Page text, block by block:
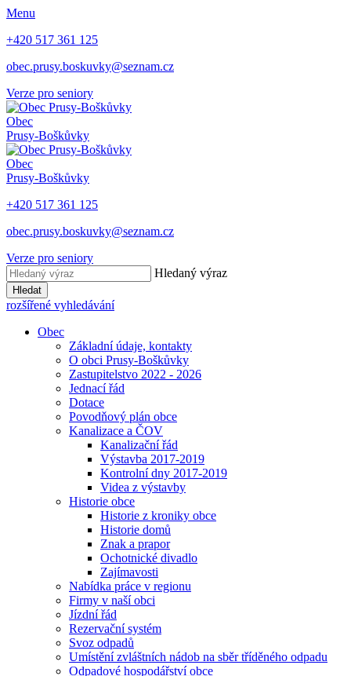
Menu
+420 517 361 125
obec.prusy.boskuvky@seznam.cz
Verze pro seniory
Obec
Prusy-Boškůvky
Obec
Prusy-Boškůvky
+420 517 361 125
obec.prusy.boskuvky@seznam.cz
Verze pro seniory
Hledaný výraz
Hledat
rozšířené vyhledávání
Obec
Základní údaje, kontakty
O obci Prusy-Boškůvky
Zastupitelstvo 2022 - 2026
Jednací řád
Dotace
Povodňový plán obce
Kanalizace a ČOV
Kanalizační řád
Výstavba 2017-2019
Kontrolní dny 2017-2019
Videa z výstavby
Historie obce
Historie z kroniky obce
Historie domů
Znak a prapor
Ochotnické divadlo
Zajímavosti
Nabídka práce v regionu
Firmy v naší obci
Jízdní řád
Rezervační systém
Svoz odpadů
Umístění zvláštních nádob na sběr tříděného odpadu
Odpadové hospodářství obce